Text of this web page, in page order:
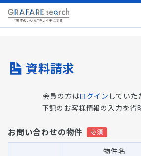
資料請求
会員の方はログイン していた
下記のお客様情報の入力を省
お問い合わせの物件
物件名